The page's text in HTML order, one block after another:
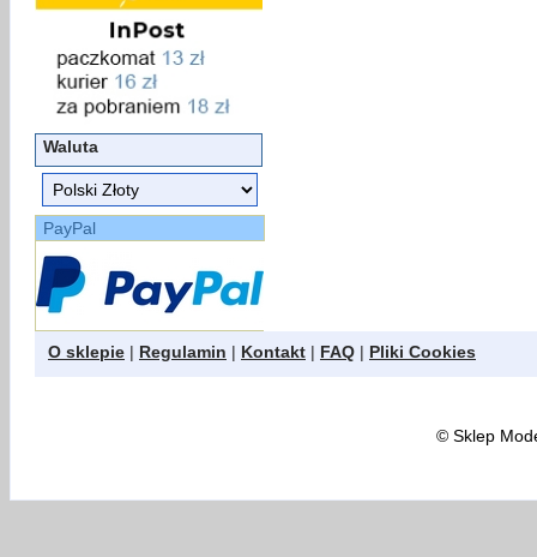
Waluta
PayPal
O sklepie | Regulamin | Kontakt | FAQ | Pliki Cookies
©Sklep